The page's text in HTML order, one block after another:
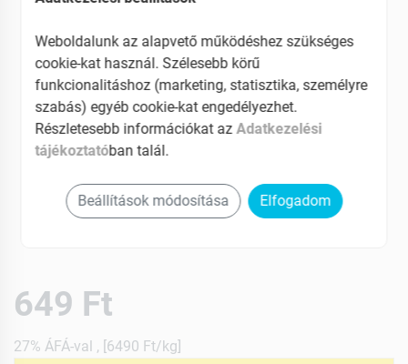
649 Ft
27% ÁFÁ-val , [6490 Ft/kg]
Weboldalunk az alapvető működéshez szükséges
cookie-kat használ. Szélesebb körű
funkcionalitáshoz (marketing, statisztika, személyre
szabás) egyéb cookie-kat engedélyezhet.
Részletesebb információkat azAdatkezelési
tájékoztatóban talál.
Beállítások módosítása Elfogadom